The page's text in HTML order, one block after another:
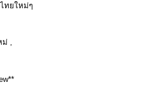
ทยใหม่ๆ
ม่ ,